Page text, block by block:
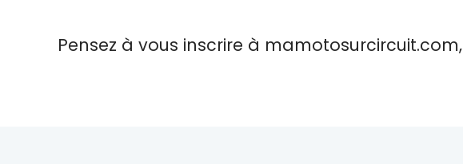
Pensez à vous inscrire à mamotosurcircuit.com,